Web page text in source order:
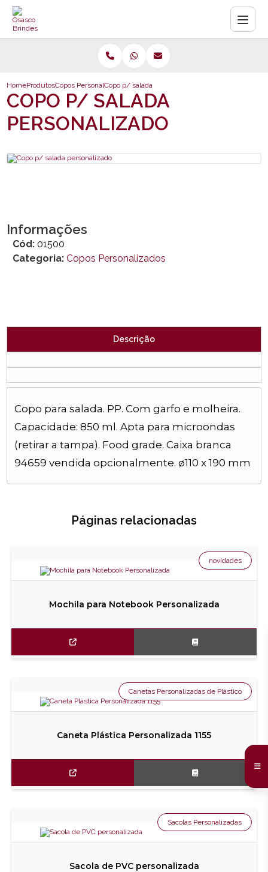
HomeProdutosCopos PersonalizadosCopo p/ salada personalizado
COPO P/ SALADA
PERSONALIZADO
Informações
Cód: 01500
Categoria: Copos Personalizados
Descrição
Copo para salada. PP. Com garfo e molheira.
Capacidade: 850 ml. Apta para microondas
(retirar a tampa). Food grade. Caixa branca
94659 vendida opcionalmente. ø110 x 190 mm
Páginas relacionadas
Mochila para Notebook Personalizada
novidades
Caneta Plástica Personalizada 1155
Canetas Personalizadas de Plástico
Sacola de PVC personalizada
Sacolas Personalizadas